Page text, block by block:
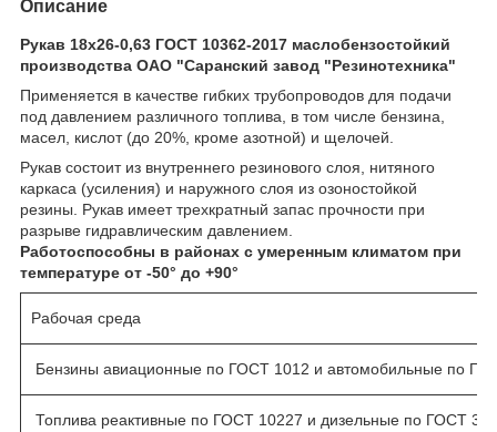
Описание
Рукав 18х26-0,63 ГОСТ 10362-2017 маслобензостойкий
производства ОАО "Саранский завод "Резинотехника"
Применяется в качестве гибких трубопроводов для подачи
под давлением различного топлива, в том числе бензина,
масел, кислот (до 20%, кроме азотной) и щелочей.
Рукав состоит из внутреннего резинового слоя, нитяного
каркаса (усиления) и наружного слоя из озоностойкой
резины. Рукав имеет трехкратный запас прочности при
разрыве гидравлическим давлением.
Работоспособны в районах с умеренным климатом при
температуре от -50° до +90°
Рабочая среда
Бензины авиационные по ГОСТ 1012 и автомобильные по
Топлива реактивные по ГОСТ 10227 и дизельные по ГОСТ 305